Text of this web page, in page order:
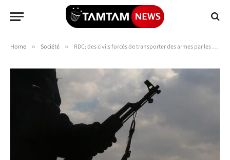
Home » Société » RDC: des civils forcés de transporter des armes par les combattants pro-rwandais du M23 (témoignage)